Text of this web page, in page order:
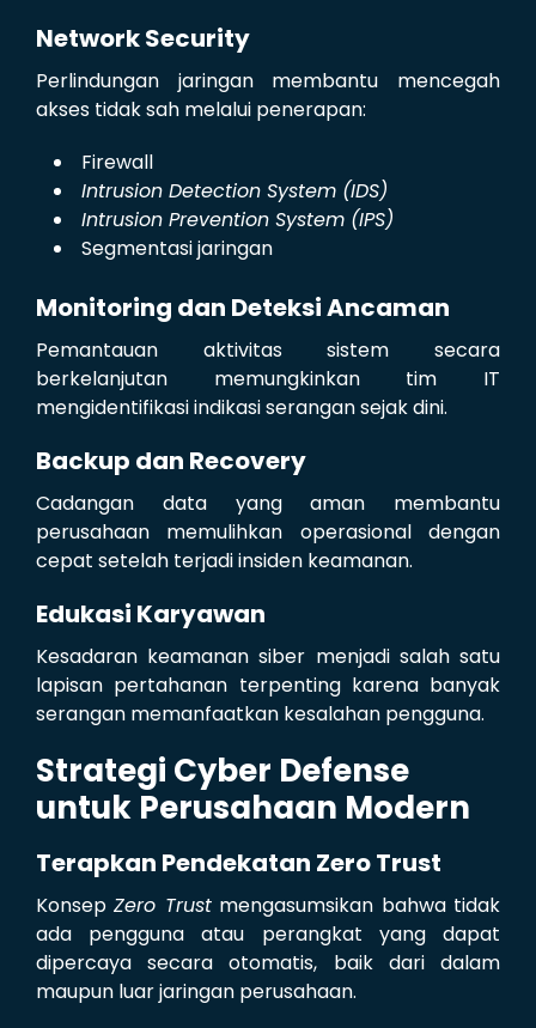
Network Security
Perlindungan jaringan membantu mencegah
akses tidak sah melalui penerapan:
Firewall
Intrusion Detection System (IDS)
Intrusion Prevention System (IPS)
Segmentasi jaringan
Monitoring dan Deteksi Ancaman
Pemantauan aktivitas sistem secara
berkelanjutan memungkinkan tim IT
mengidentifikasi indikasi serangan sejak dini.
Backup dan Recovery
Cadangan data yang aman membantu
perusahaan memulihkan operasional dengan
cepat setelah terjadi insiden keamanan.
Edukasi Karyawan
Kesadaran keamanan siber menjadi salah satu
lapisan pertahanan terpenting karena banyak
serangan memanfaatkan kesalahan pengguna.
Strategi Cyber Defense
untuk Perusahaan Modern
Terapkan Pendekatan Zero Trust
KonsepZero Trustmengasumsikan bahwa tidak
ada pengguna atau perangkat yang dapat
dipercaya secara otomatis, baik dari dalam
maupun luar jaringan perusahaan.